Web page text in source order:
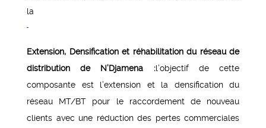
la
Extension, Densification et réhabilitation du réseau de
distribution de N’Djamena :l’objectif de cette
composante est l’extension et la densification du
réseau MT/BT pour le raccordement de nouveau
clients avec une réduction des pertes commerciales